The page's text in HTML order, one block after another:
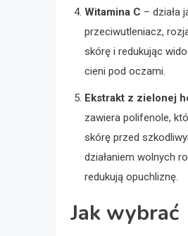
Witamina C – działa
przeciwutleniacz,
skórę i redukując
cieni pod oczami.
Ekstrakt z zielonej
zawiera polifenole,
skórę przed
działaniem wolnych
redukują opuchliznę.
Jak wybrać